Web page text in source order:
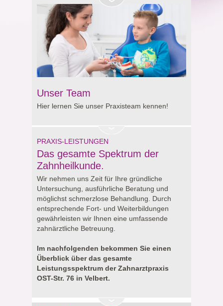
Unser Team
Hier lernen Sie unser Praxisteam kennen!
PRAXIS-LEISTUNGEN
Das gesamte Spektrum der
Zahnheilkunde.
Wir nehmen uns Zeit für Ihre gründliche
Untersuchung, ausführliche Beratung und
möglichst schmerzlose Behandlung. Durch
entsprechende Fort- und Weiterbildungen
gewährleisten wir Ihnen eine umfassende
zahnärztliche Betreuung.
Im nachfolgenden bekommen Sie einen
Überblick über das gesamte
Leistungsspektrum der Zahnarztpraxis
OST-Str. 76 in Velbert.